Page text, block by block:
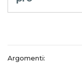
Argomenti: